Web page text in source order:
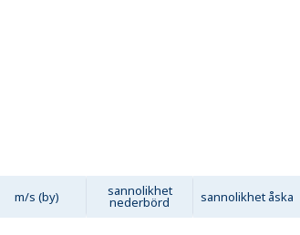
m/s (by) sannolikhet
nederbörd sannolikhet åska